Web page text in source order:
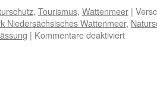
, Tourismus, Wattenmeer |
Niedersächsisches Wattenmeer,
| Kommentare deaktiviertfür